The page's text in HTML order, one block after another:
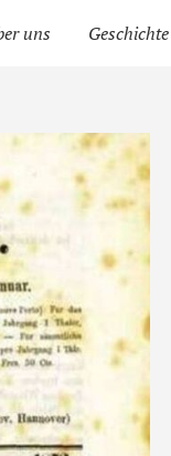
uns Geschichte